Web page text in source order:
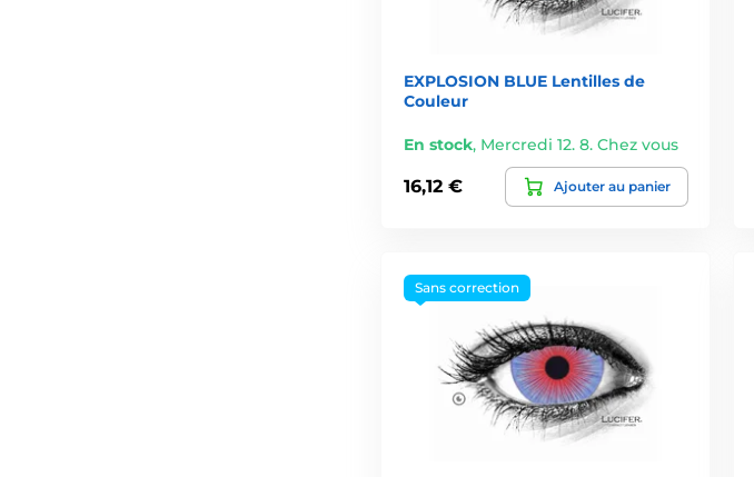
EXPLOSION BLUE Lentilles de
Couleur
En stock, Mercredi 12. 8. Chez vous
16,12 € Ajouter au panier
Sans correction